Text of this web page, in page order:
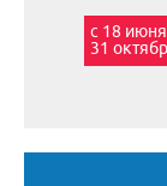
с 18
31